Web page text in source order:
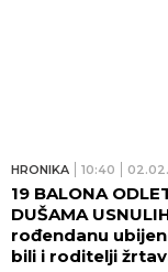
HRONIKA 10:40
19 BALONA
DUŠAMA
rođendanu
bili i roditelji